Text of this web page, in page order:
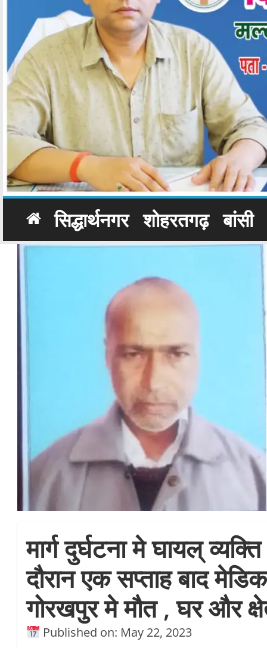
सिद्धार्थनगर शोहरतगढ़ बांसी
मार्ग दुर्घटना मे घायल्
दौरान एक सप्ताह बाद
गोरखपुर मे मौत , घर और
Published on: May 22, 2023